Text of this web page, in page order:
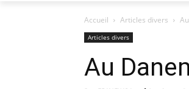
Accueil Articles divers
Articles divers
Au